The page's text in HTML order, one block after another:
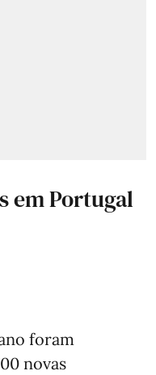
em Portugal
foram
novas